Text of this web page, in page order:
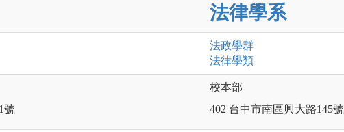
法律學系
法政學群
法律學類
號
校本部
402 台中市南區興大路145號